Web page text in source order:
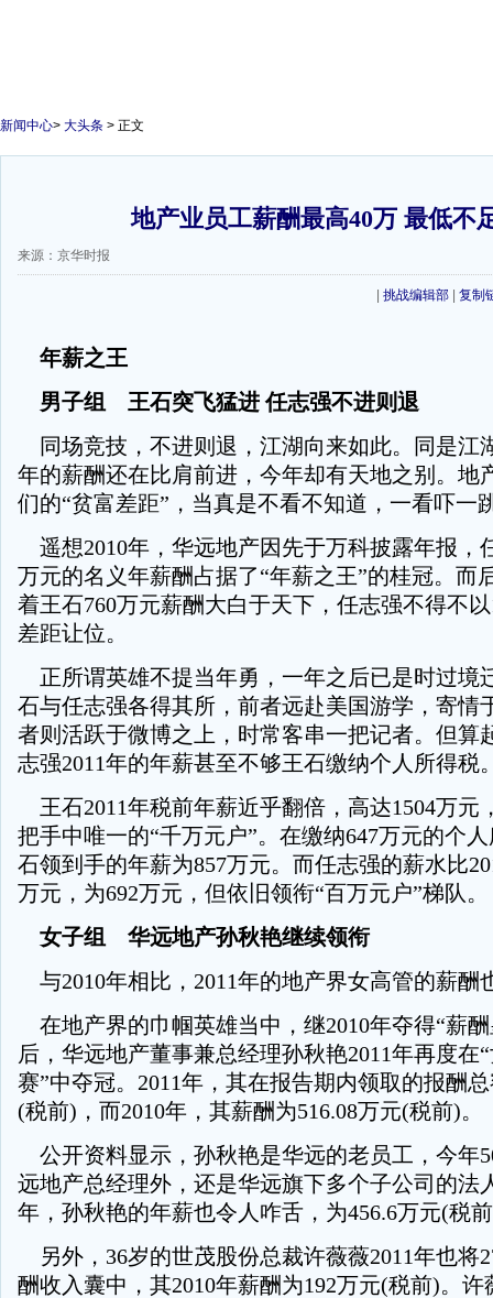
新闻中心> 大头条 > 正文
地产业员工薪酬最高40万 最低不
来源：京华时报
挑战编辑部 复制
年薪之王
男子组 王石突飞猛进 任志强不进则退
同场竞技，不进则退，江湖向来如此。同是江
年的薪酬还在比肩前进，今年却有天地之别。地
们的“贫富差距”，当真是不看不知道，一看吓一
遥想2010年，华远地产因先于万科披露年报，
万元的名义年薪酬占据了“年薪之王”的桂冠。而
着王石760万元薪酬大白于天下，任志强不得不
差距让位。
正所谓英雄不提当年勇，一年之后已是时过境
石与任志强各得其所，前者远赴美国游学，寄情
者则活跃于微博之上，时常客串一把记者。但算
志强2011年的年薪甚至不够王石缴纳个人所得税
王石2011年税前年薪近乎翻倍，高达1504万元
把手中唯一的“千万元户”。在缴纳647万元的个
石领到手的年薪为857万元。而任志强的薪水比
万元，为692万元，但依旧领衔“百万元户”梯队。
女子组 华远地产孙秋艳继续领衔
与2010年相比，2011年的地产界女高管的薪酬
在地产界的巾帼英雄当中，继2010年夺得“薪
后，华远地产董事兼总经理孙秋艳2011年再度在
赛”中夺冠。2011年，其在报告期内领取的报酬
(税前)，而2010年，其薪酬为516.08万元(税前)。
公开资料显示，孙秋艳是华远的老员工，今年
远地产总经理外，还是华远旗下多个子公司的法
年，孙秋艳的年薪也令人咋舌，为456.6万元(税
另外，36岁的世茂股份总裁许薇薇2011年也将
酬收入囊中，其2010年薪酬为192万元(税前)。